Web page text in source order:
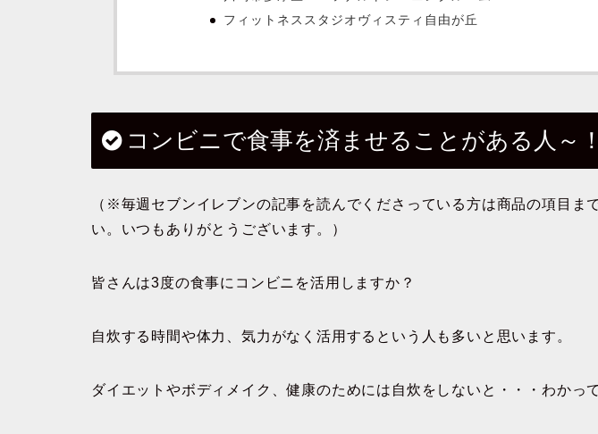
フィットネススタジオヴィスティ自由が丘
コンビニで食事を済ませることがある人～！
（※毎週セブンイレブンの記事を読んでくださっている方は商品の項目ま
い。いつもありがとうございます。）
皆さんは3度の食事にコンビニを活用しますか？
自炊する時間や体力、気力がなく活用するという人も多いと思います。
ダイエットやボディメイク、健康のためには自炊をしないと・・・わかっ